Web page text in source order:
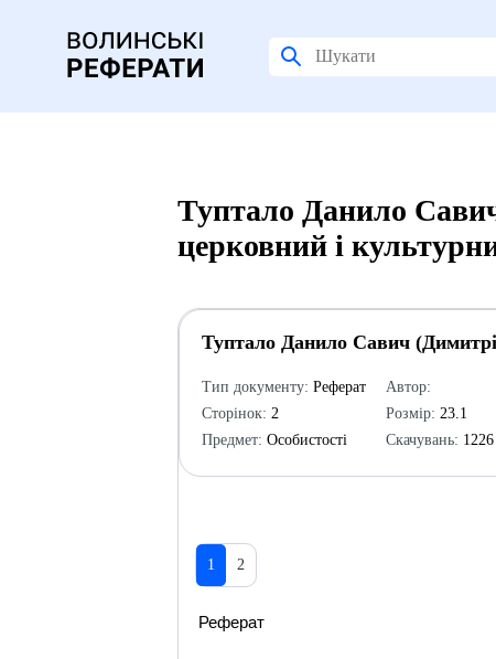
Туптало Данило
церковний і
Туптало Данило Савич
Тип документу: Реферат
Сторінок: 2
Предмет: Особистості
Автор:
Розмір: 23.1
Скачувань: 1226
1 2
Реферат